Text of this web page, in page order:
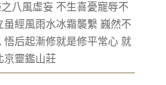
八風虛妄 不生喜憂寵辱不
經風雨水冰霜襲繫 巍然不
后起漸修就是修平常心 就
京靈鑑山莊